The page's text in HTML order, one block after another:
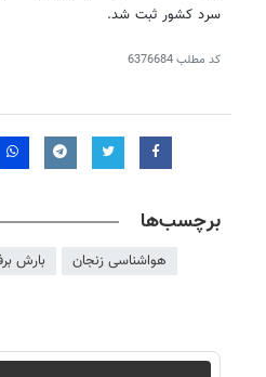
سرد کشور ثبت شد.
کد مطلب6376684
برچسب‌ها
هواشناسی زنجان بارش